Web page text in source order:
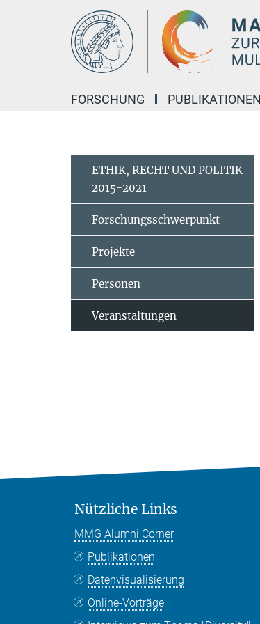
FORSCHUNG PUBLIKATIONEN
ETHIK, RECHT UND POLITIK
2015-2021
Forschungsschwerpunkt
Projekte
Personen
Veranstaltungen
Nützliche Links
MMG Alumni Corner
Publikationen
Datenvisualisierung
Online-Vorträge